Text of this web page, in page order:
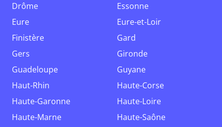
Drôme
Essonne
Eure
Eure-et-Loir
Finistère
Gard
Gers
Gironde
Guadeloupe
Guyane
Haut-Rhin
Haute-Corse
Haute-Garonne
Haute-Loire
Haute-Marne
Haute-Saône